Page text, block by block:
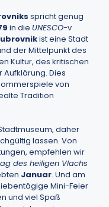
spricht genug
in die UNESCO-v
ist eine Stadt
der Mittelpunkt des
Kultur, des kritischen
Dies
von
Tradition
daher
lassen. Von
empfehlen wir
des heiligen Vlachs
Januar. Und am
Mini-Feier
und viel Spaß